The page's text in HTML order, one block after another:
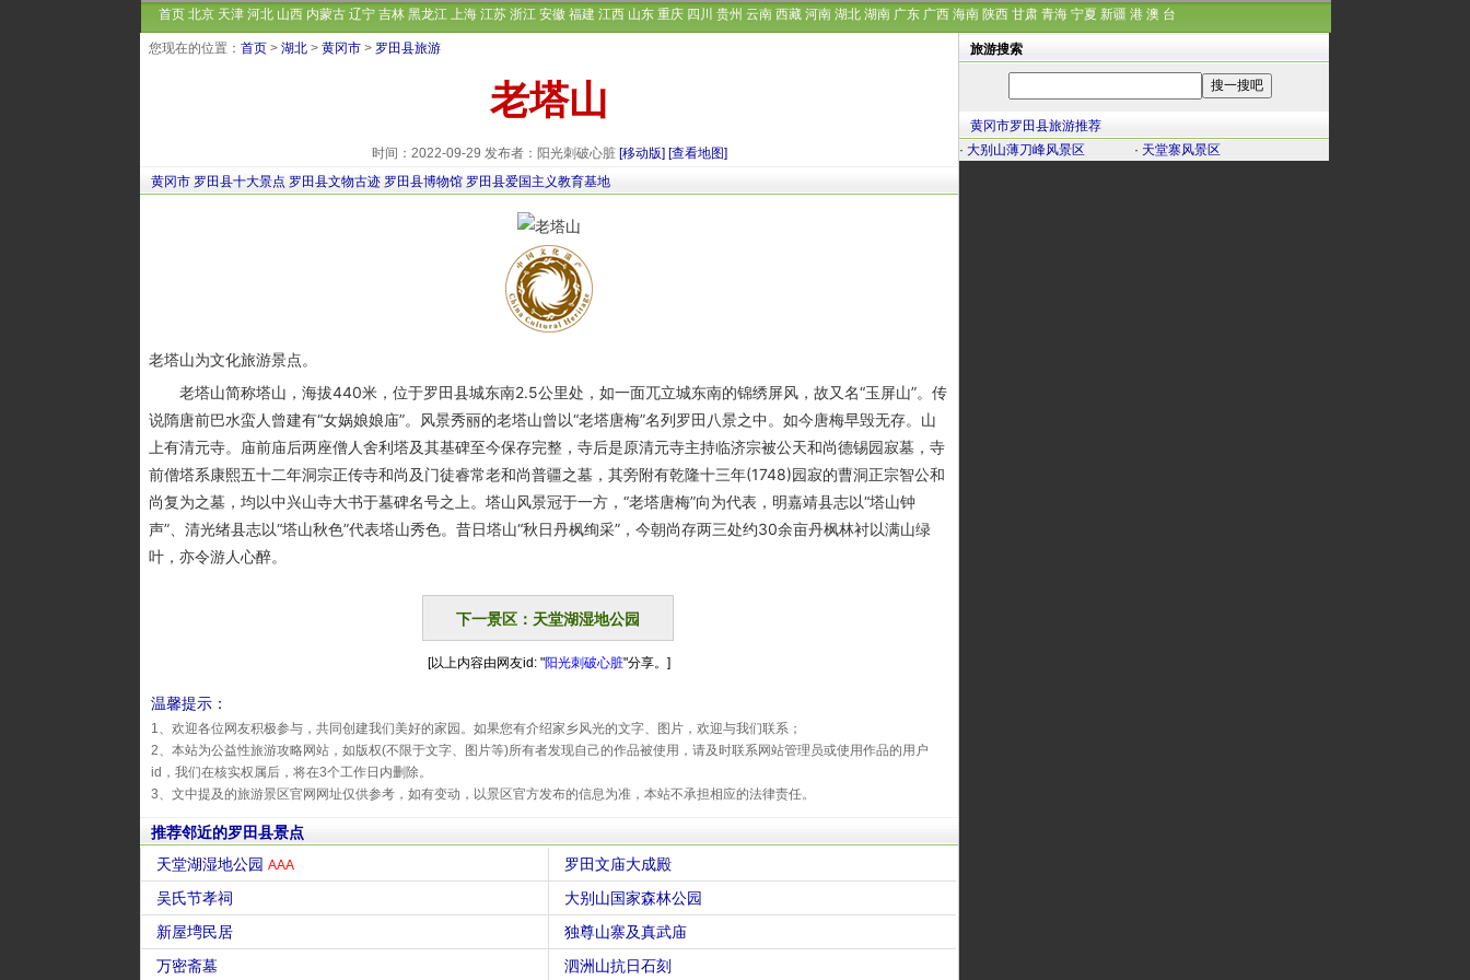
首页 北京 天津 河北 山西 内蒙古 辽宁 吉林 黑龙江 上海 江苏 浙江 安徽 福建 江西 山东 重庆 四川 贵州 云南 西藏 河南 湖北 湖南 广东 广西 海南 陕西 甘肃 青海 宁夏 新疆 港 澳 台
您现在的位置： 首页 > 湖北 > 黄冈市 > 罗田县旅游
老塔山
时间：2022-09-29 发布者：阳光刺破心脏 [移动版] [查看地图]
黄冈市 罗田县十大景点 罗田县文物古迹 罗田县博物馆 罗田县爱国主义教育基地
老塔山为文化旅游景点。
老塔山简称塔山，海拔440米，位于罗田县城东南2.5公里处，如一面兀立城东南的锦绣屏风，故又名“玉屏山”。传
说隋唐前巴水蛮人曾建有“女娲娘娘庙”。风景秀丽的老塔山曾以“老塔唐梅”名列罗田八景之中。如今唐梅早毁无存。山
上有清元寺。庙前庙后两座僧人舍利塔及其基碑至今保存完整，寺后是原清元寺主持临济宗被公天和尚德锡园寂墓，寺
前僧塔系康熙五十二年洞宗正传寺和尚及门徒睿常老和尚普疆之墓，其旁附有乾隆十三年(1748)园寂的曹洞正宗智公和
尚复为之墓，均以中兴山寺大书于墓碑名号之上。塔山风景冠于一方，“老塔唐梅”向为代表，明嘉靖县志以“塔山钟
声”、清光绪县志以“塔山秋色”代表塔山秀色。昔日塔山“秋日丹枫绚采”，今朝尚存两三处约30余亩丹枫林衬以满山绿
叶，亦令游人心醉。
下一景区：天堂湖湿地公园
[以上内容由网友id: "阳光刺破心脏"分享。]
温馨提示：
1、欢迎各位网友积极参与，共同创建我们美好的家园。如果您有介绍家乡风光的文字、图片，欢迎与我们联系；
2、本站为公益性旅游攻略网站，如版权(不限于文字、图片等)所有者发现自己的作品被使用，请及时联系网站管理员或使用作品的用户
id，我们在核实权属后，将在3个工作日内删除。
3、文中提及的旅游景区官网网址仅供参考，如有变动，以景区官方发布的信息为准，本站不承担相应的法律责任。
推荐邻近的罗田县景点
天堂湖湿地公园 AAA
罗田文庙大成殿
吴氏节孝祠
大别山国家森林公园
新屋塆民居
独尊山寨及真武庙
万密斋墓
泗洲山抗日石刻
旅游搜索
黄冈市罗田县旅游推荐
· 大别山薄刀峰风景区 · 天堂寨风景区